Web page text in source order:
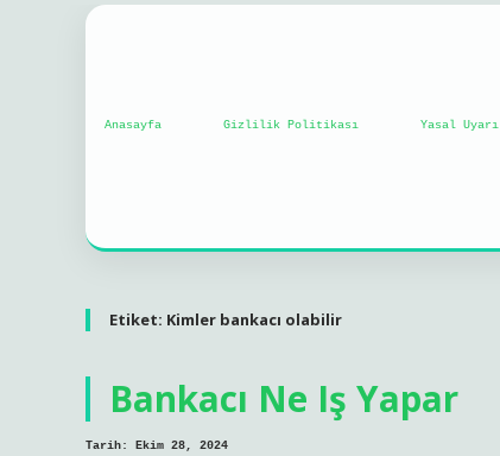
Anasayfa Gizlilik Politikası Yasal Uyarı
Etiket: Kimler bankacı olabilir
Bankacı Ne Iş Yapar
Tarih: Ekim 28, 2024